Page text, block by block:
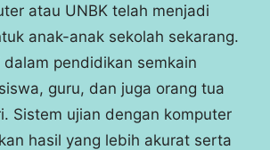
atau UNBK telah menjadi
anak-anak sekolah sekarang.
dalam pendidikan semkain
guru, dan juga orang tua
Sistem ujian dengan komputer
hasil yang lebih akurat serta